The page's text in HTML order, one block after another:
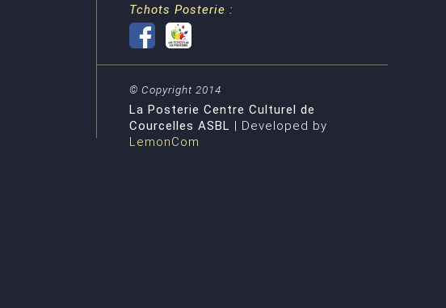
Tchots Posterie :
© Copyright 2014
La Posterie Centre Culturel de
Courcelles ASBL | Developed by
LemonCom